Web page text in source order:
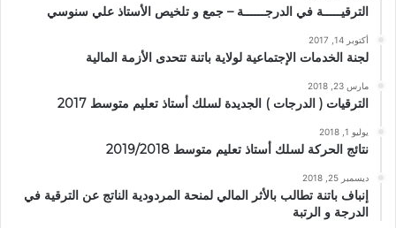
الترقيـــــة في الدرجــــــة – جمع و تلخيص الأستاذ علي سنوسي
أكتوبر 14, 2017
لجنة الخدمات الإجتماعية لولاية باتنة تتحدى الأزمة المالية
مارس 23, 2018
الترقيات ( الدرجات ) الجديدة لسلك أستاذ تعليم متوسط 2017
يوليو 1, 2018
نتائج الحركة لسلك أستاذ تعليم متوسط 2019/2018
ديسمبر 25, 2018
إنباف باتنة تطالب بالأثر المالي لمنحة المردودية الناتج عن الترقية في
الدرجة و الرتبة